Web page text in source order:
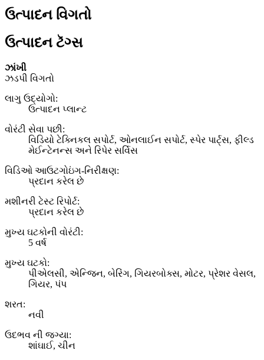
ઉત્પાદન વિગતો
ઉત્પાદન ટૅગ્સ
ઝાંખી
ઝડપી વિગતો
લાગુ ઉદ્યોગો:
ઉત્પાદન પ્લાન્ટ
વોરંટી સેવા પછી:
વિડિયો ટેક્નિકલ સપોર્ટ, ઓનલાઈન સપોર્ટ, સ્પેર પાર્ટ્સ, ફીલ્ડ
મેઈન્ટેનન્સ અને રિપેર સર્વિસ
વિડિઓ આઉટગોઇંગ-નિરીક્ષણ:
પ્રદાન કરેલ છે
મશીનરી ટેસ્ટ રિપોર્ટ:
પ્રદાન કરેલ છે
મુખ્ય ઘટકોની વોરંટી:
5 વર્ષ
મુખ્ય ઘટકો:
પીએલસી, એન્જિન, બેરિંગ, ગિયરબોક્સ, મોટર, પ્રેશર વેસલ,
ગિયર, પંપ
શરત:
નવી
ઉદભવ ની જગ્યા:
શાંઘાઈ, ચીન